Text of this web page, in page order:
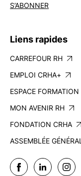
S’ABONNER
Liens rapides
CARREFOUR RH
EMPLOI CRHA+
ESPACE FORMATION
MON AVENIR RH
FONDATION CRHA
ASSEMBLÉE